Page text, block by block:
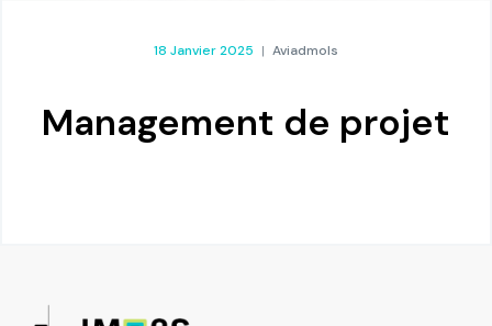
18 Janvier 2025 Aviadmols
Management de projet